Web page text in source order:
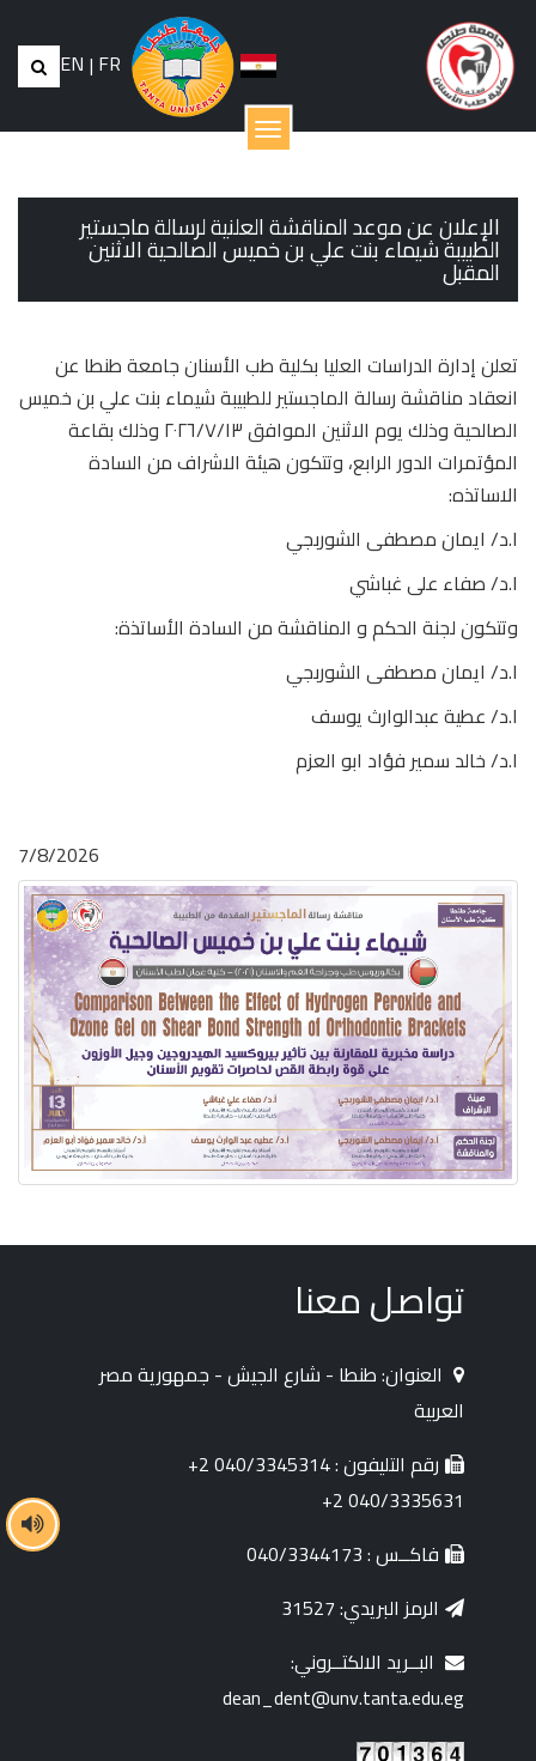
EN | FR
القائمة
الإعلان عن موعد المناقشة العلنية لرسالة ماجستير
الطبيبة شيماء بنت علي بن خميس الصالحية الاثنين
المقبل
تعلن إدارة الدراسات العليا بكلية طب الأسنان جامعة طنطا عن
انعقاد مناقشة رسالة الماجستير للطبيبة شيماء بنت علي بن خميس
الصالحية وذلك يوم الاثنين الموافق ٢٠٢٦/٧/١٣ وذلك بقاعة
المؤتمرات الدور الرابع، وتتكون هيئة الاشراف من السادة
الاساتذه:
ا.د/ ايمان مصطفى الشوربجي
ا.د/ صفاء على غباشي
وتتكون لجنة الحكم و المناقشة من السادة الأساتذة:
ا.د/ ايمان مصطفى الشوربجي
ا.د/ عطية عبدالوارث يوسف
ا.د/ خالد سمير فؤاد ابو العزم
7/8/2026
تواصل معنا
العنوان: طنطا - شارع الجيش - جمهورية مصر
العربية
رقم التليفون : 040/3345314 2+
040/3335631 2+
فاكــس : 040/3344173
الرمز البريدي: 31527
البــريد الالكتــروني:
dean_dent@unv.tanta.edu.eg